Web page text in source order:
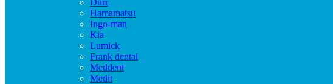
Dürr
Hamamatsu
Ingo-man
Kia
Lumick
Frank dental
Meddent
Medit